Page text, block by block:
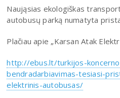
Naująsias ekologiškas
autobusų parką numatyta
Plačiau apie „Karsan Atak
http://ebus.lt/turkijos-
bendradarbiavimas-tesiasi-
elektrinis-autobusas/